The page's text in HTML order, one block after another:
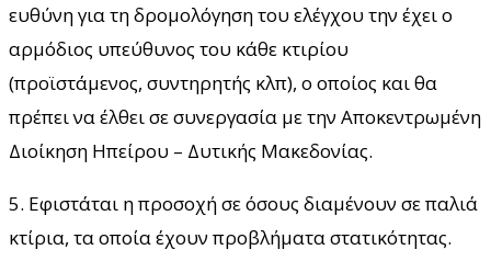
ευθύνη για τη δρομολόγηση του ελέγχου την έχει ο
αρμόδιος υπεύθυνος του κάθε κτιρίου
(προϊστάμενος, συντηρητής κλπ), ο οποίος και θα
πρέπει να έλθει σε συνεργασία με την Αποκεντρωμένη
Διοίκηση Ηπείρου – Δυτικής Μακεδονίας.
5. Εφιστάται η προσοχή σε όσους διαμένουν σε παλιά
κτίρια, τα οποία έχουν προβλήματα στατικότητας.